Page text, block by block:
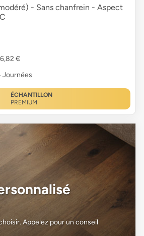
- Sans chanfrein - Aspect
€
Journées
ÉCHANTILLON
PREMIUM
Appelez pour un conseil